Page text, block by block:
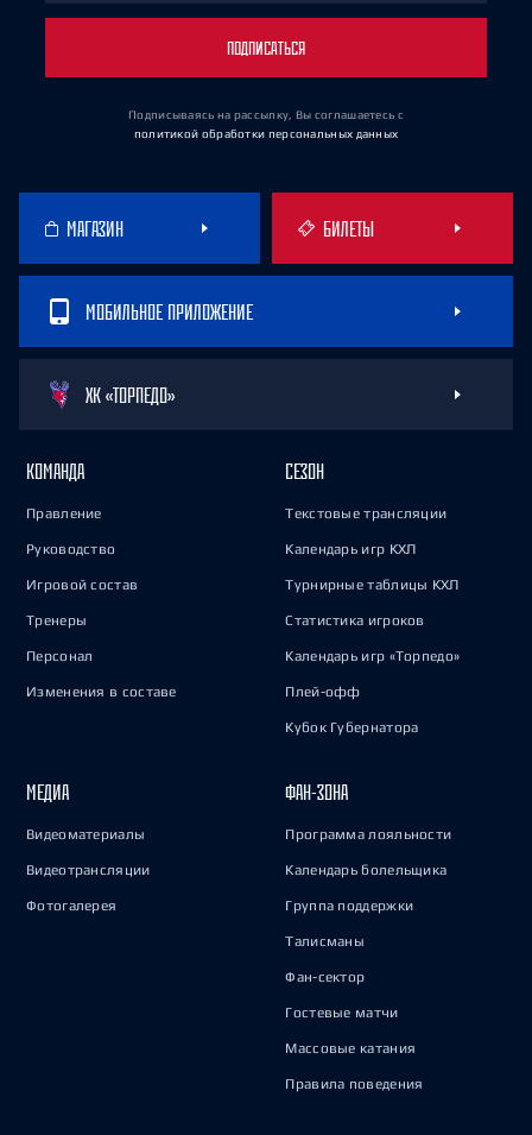
ПОДПИСАТЬСЯ
Подписываясь на рассылку, Вы соглашаетесь с
политикой обработки персональных данных
МАГАЗИН БИЛЕТЫ
МОБИЛЬНОЕ ПРИЛОЖЕНИЕ
ХК «ТОРПЕДО»
КОМАНДА
Правление
Руководство
Игровой состав
Тренеры
Персонал
Изменения в составе
СЕЗОН
Текстовые трансляции
Календарь игр КХЛ
Турнирные таблицы КХЛ
Статистика игроков
Календарь игр «Торпедо»
Плей-офф
Кубок Губернатора
МЕДИА
Видеоматериалы
Видеотрансляции
Фотогалерея
ФАН-ЗОНА
Программа лояльности
Календарь болельщика
Группа поддержки
Талисманы
Фан-сектор
Гостевые матчи
Массовые катания
Правила поведения